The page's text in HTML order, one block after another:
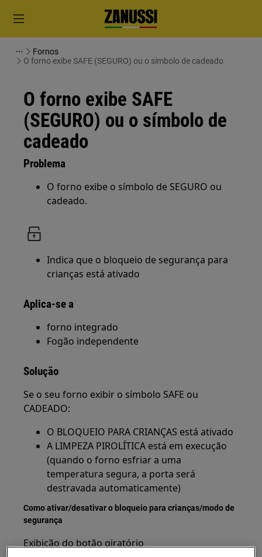
Fornos
O forno exibe SAFE (SEGURO) ou o símbolo de cadeado
O forno exibe SAFE
(SEGURO) ou o símbolo de
cadeado
Problema
O forno exibe o símbolo de SEGURO ou
cadeado.
Indica que o bloqueio de segurança para
crianças está ativado
Aplica-se a
forno integrado
Fogão independente
Solução
Se o seu forno exibir o símbolo SAFE ou
CADEADO:
O BLOQUEIO PARA CRIANÇAS está ativado
A LIMPEZA PIROLÍTICA está em execução
(quando o forno esfriar a uma
temperatura segura, a porta será
destravada automaticamente)
Como ativar/desativar o bloqueio para crianças/modo de
segurança
Exibição do botão giratório